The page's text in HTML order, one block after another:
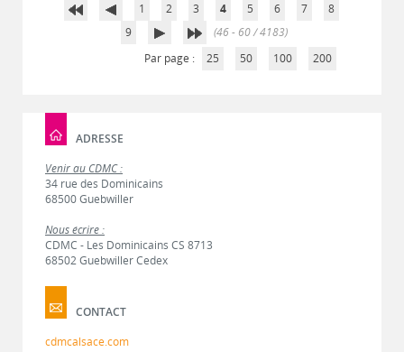
1 2 3 4 5 6 7
8
9
(46 - 60 / 4183)
Par page :
25 50 100 200
ADRESSE
Venir au CDMC :
34 rue des Dominicains
68500 Guebwiller
Nous écrire :
CDMC - Les Dominicains CS 8713
68502 Guebwiller Cedex
CONTACT
cdmcalsace.com